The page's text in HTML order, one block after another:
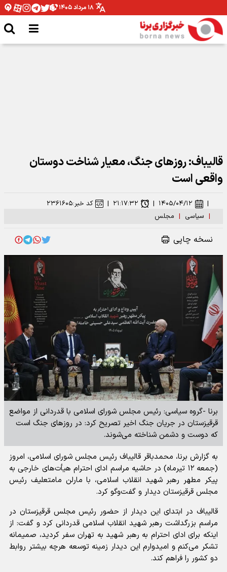
۱۸ مرداد ۱۴۰۵
قالیباف: روزهای جنگ، معیار شناخت دوستان
واقعی است
| سیاسی | مجلس
| ۱۴۰۵/۰۴/۱۲ | ۲۱:۱۷:۳۲ | کد خبر:۲۳۶۱۶۰۵
نسخه چاپی
برنا -گروه سیاسی: رئیس مجلس شورای اسلامی با قدردانی از مواضع
قرقیزستان در جریان جنگ اخیر تصریح کرد: در روزهای جنگ است
که دوست و دشمن شناخته می‌شوند.
به گزارش برنا، محمدباقر قالیباف رئیس مجلس شورای اسلامی، امروز
(جمعه ۱۲ تیرماه) در حاشیه مراسم ادای احترام هیأت‌های خارجی به
پیکر مطهر رهبر شهید انقلاب اسلامی، با مارلن مامتعلیف رئیس
مجلس قرقیزستان دیدار و گفت‌و‌گو کرد.
قالیباف در ابتدای این دیدار از حضور رئیس مجلس قرقیزستان در
مراسم بزرگداشت رهبر شهید انقلاب اسلامی قدردانی کرد و گفت: از
اینکه برای ادای احترام به رهبر شهید به تهران سفر کردید، صمیمانه
تشکر می‌کنم و امیدوارم این دیدار زمینه توسعه هرچه بیشتر روابط
دو کشور را فراهم کند.